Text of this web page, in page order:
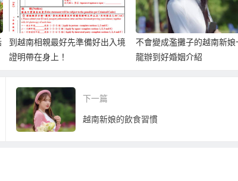
到越南相親最好先準備好出入境
證明帶在身上！
不會變成濫攤子的越南新娘
龍辦到好婚姻介紹
下一篇
越南新娘的飲食習慣